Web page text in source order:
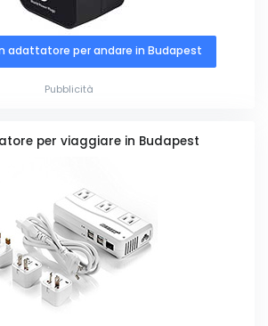
adattatore per andare in Budapest
Pubblicità
per viaggiare in Budapest